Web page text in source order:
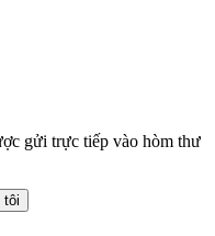
gửi trực tiếp vào hòm thư
tôi